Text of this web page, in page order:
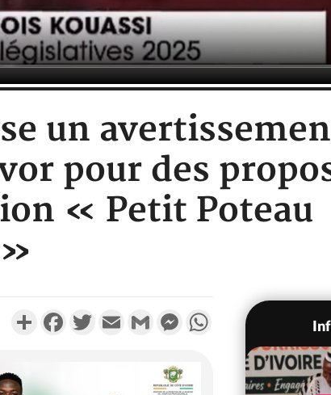
un
pour des
« Petit Poteau
PartagerFacebookTwitterEmail Gmail MessengerWhatsApp